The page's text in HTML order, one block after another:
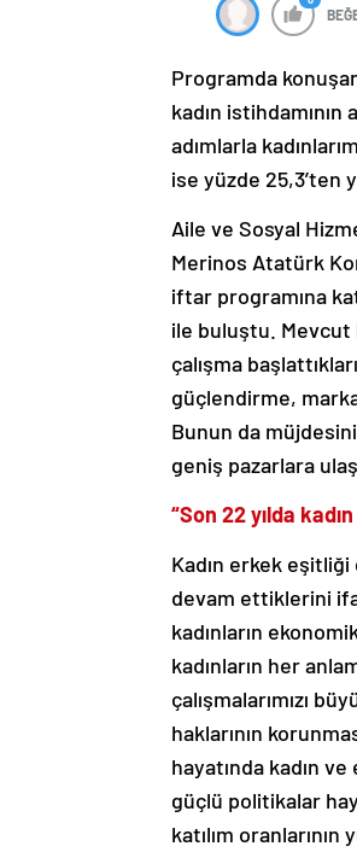
Programda
kadın istihdamının
adımlarla
ise yüzde 25,3’ten
Aile ve Sosyal
Merinos Atatürk
iftar programına
ile buluştu. Mevcut
çalışma
güçlendirme,
Bunun da
geniş pazarlara
“Son 22 yılda
Kadın erkek eşitliği
devam ettiklerini
kadınların
kadınların her
çalışmalarımızı
haklarının
hayatında kadın
güçlü politikalar
katılım oranlarının